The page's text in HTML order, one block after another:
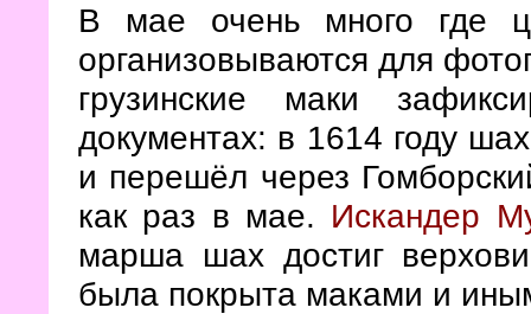
В мае очень много где
организовываются для
грузинские маки
документах: в 1614 году
и перешёл через
как раз в мае. Искандер
марша шах достиг
была покрыта маками и